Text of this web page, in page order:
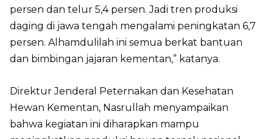
persen dan telur 5,4 persen. Jadi tren produksi
daging di jawa tengah mengalami peningkatan 6,7
persen. Alhamdulilah ini semua berkat bantuan
dan bimbingan jajaran kementan,” katanya.
Direktur Jenderal Peternakan dan Kesehatan
Hewan Kementan, Nasrullah menyampaikan
bahwa kegiatan ini diharapkan mampu